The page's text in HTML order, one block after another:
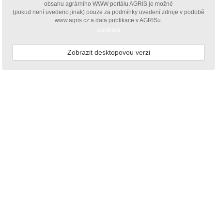
obsahu agrárního WWW portálu AGRIS je možné
(pokud není uvedeno jinak) pouze za podmínky uvedení zdroje v podobě
www.agris.cz a data publikace v AGRISu.
Zobrazit desktopovou verzi